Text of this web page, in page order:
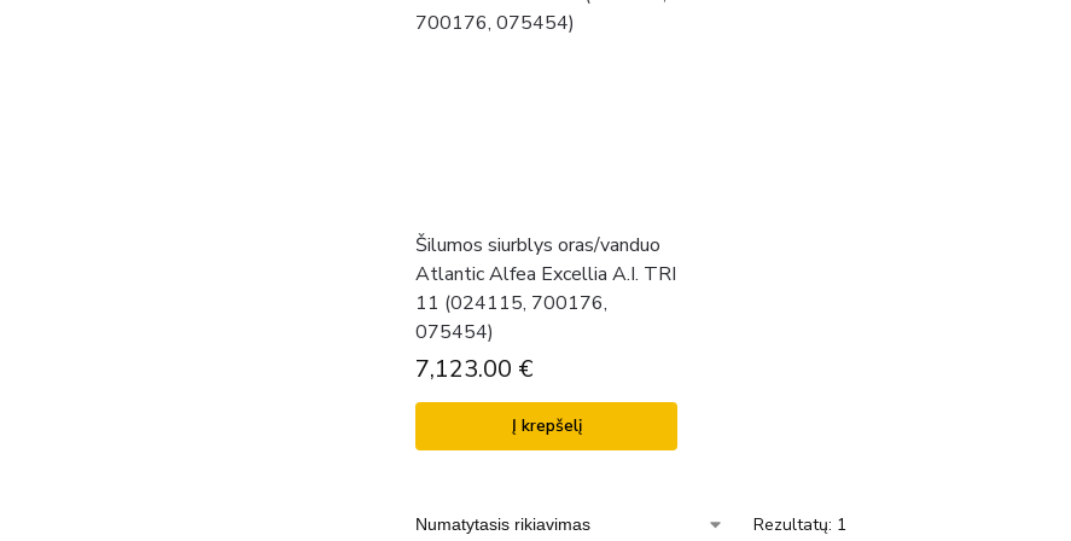
Šilumos siurblys oras/vanduo
Atlantic Alfea Excellia A.I. TRI
11 (024115, 700176,
075454)
7,123.00 €
Į krepšelį
Rezultatų: 1